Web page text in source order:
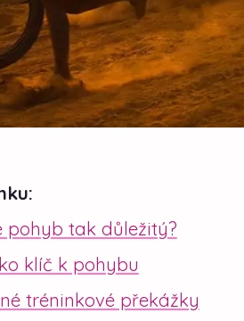
pohyb tak důležitý?
klíč k pohybu
tréninkové překážky